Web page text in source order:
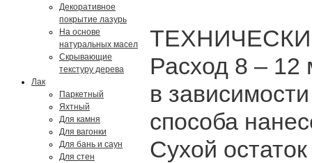
Декоративное
покрытие лазурь
На основе
натуральных масел
Скрывающие
текстуру дерева
Лак
Паркетный
Яхтный
Для камня
Для вагонки
Для бань и саун
Для стен
Расход 8 – 12
в
способа
Сухой